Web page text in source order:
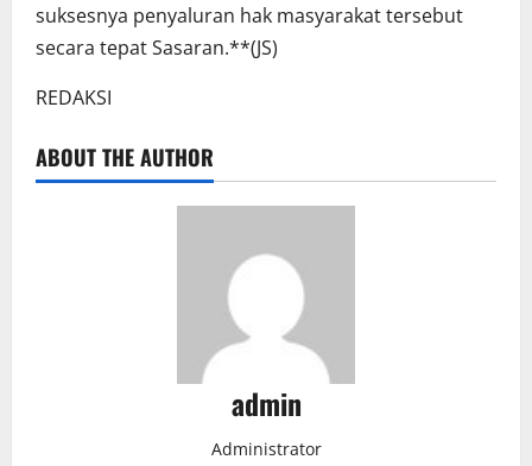
suksesnya penyaluran hak masyarakat tersebut
secara tepat Sasaran.**(JS)
REDAKSI
ABOUT THE AUTHOR
admin
Administrator